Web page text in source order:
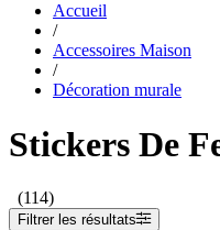
Accueil
/
Accessoires Maison
/
Décoration murale
Stickers De
(114)
Filtrer les résultats